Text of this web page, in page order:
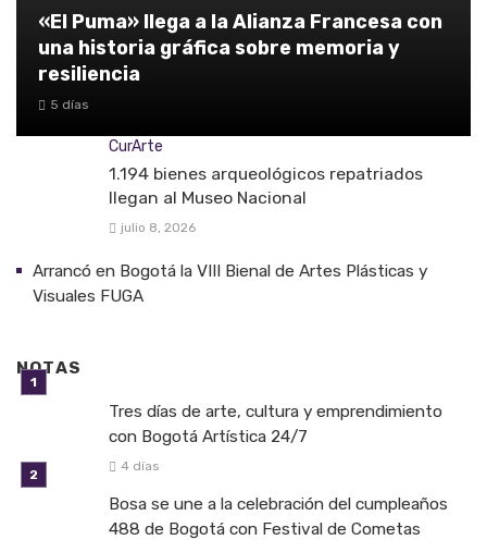
«El Puma» llega a la Alianza Francesa con
una historia gráfica sobre memoria y
resiliencia
5 días
CurArte
1.194 bienes arqueológicos repatriados
llegan al Museo Nacional
julio 8, 2026
Arrancó en Bogotá la VIII Bienal de Artes Plásticas y
Visuales FUGA
NOTAS
Tres días de arte, cultura y emprendimiento
con Bogotá Artística 24/7
4 días
Bosa se une a la celebración del cumpleaños
488 de Bogotá con Festival de Cometas